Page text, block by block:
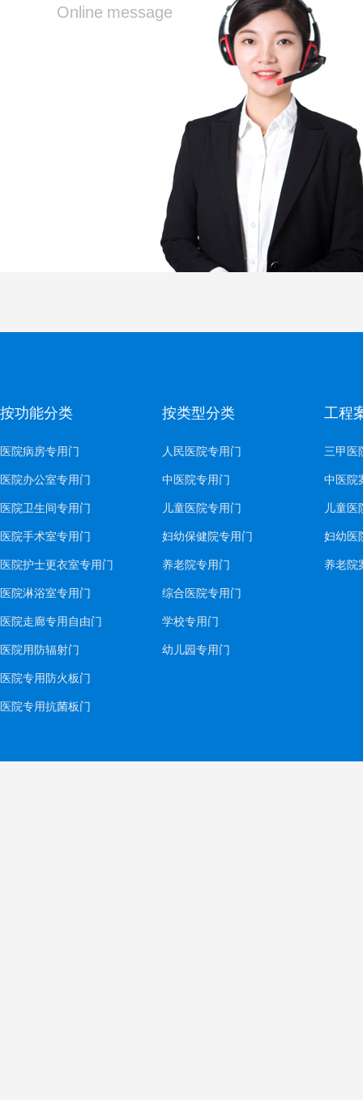
Online message
按功能分类
医院病房专用门
医院办公室专用门
医院卫生间专用门
医院手术室专用门
医院护士更衣室专用门
医院淋浴室专用门
医院走廊专用自由门
医院用防辐射门
医院专用防火板门
医院专用抗菌板门
按类型分类
人民医院专用门
中医院专用门
儿童医院专用门
妇幼保健院专用门
养老院专用门
综合医院专用门
学校专用门
幼儿园专用门
工程
三甲医
中医院
儿童医
妇幼医
养老院